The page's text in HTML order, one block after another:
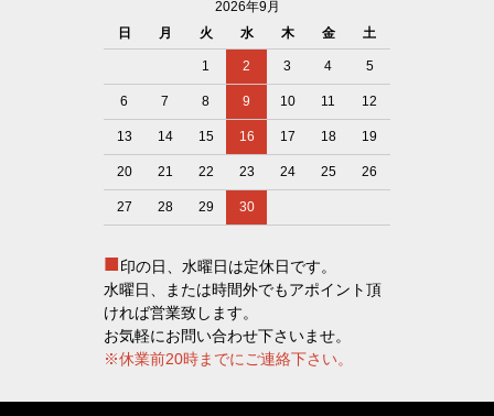
2026年9月
日
月 火 水 木 金 土
1 2 3 4 5
6 7 8 9 10 11 12
13 14 15 16 17 18 19
20 21 22 23 24 25 26
27 28 29 30
■印の日、水曜日は定休日です。
水曜日、または時間外でもアポイント頂
ければ営業致します。
お気軽にお問い合わせ下さいませ。
※休業前20時までにご連絡下さい。